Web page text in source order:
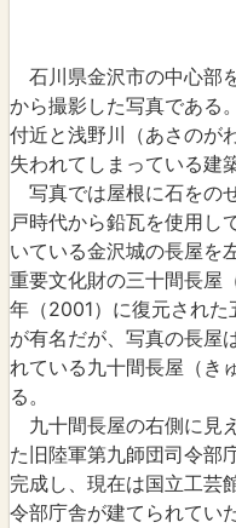
石川県金沢市の中心部
から撮影した写真である
付近と浅野川（あさのが
失われてしまっている建
写真では屋根に石をの
戸時代から鉛瓦を使用し
いている金沢城の長屋を
重要文化財の三十間長屋
年（2001）に復元された
が有名だが、写真の長屋
れている九十間長屋（き
る。
九十間長屋の右側に見
た旧陸軍第九師団司令部
完成し、現在は国立工芸
令部庁舎が建てられてい